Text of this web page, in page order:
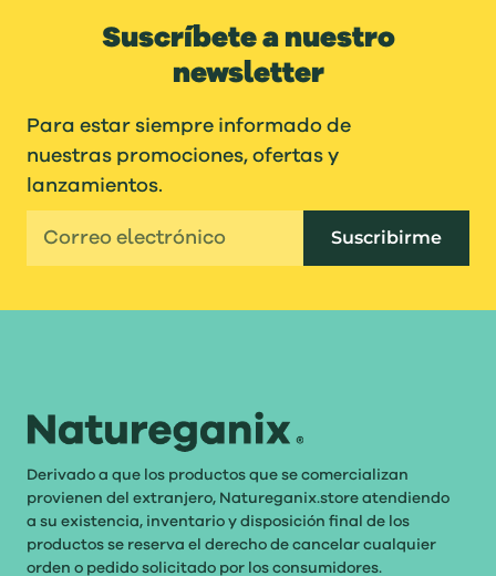
Suscríbete a nuestro
newsletter
Para estar siempre informado de
nuestras promociones, ofertas y
lanzamientos.
Suscribirme
Derivado a que los productos que se comercializan
provienen del extranjero, Natureganix.store atendiendo
a su existencia, inventario y disposición final de los
productos se reserva el derecho de cancelar cualquier
orden o pedido solicitado por los consumidores.